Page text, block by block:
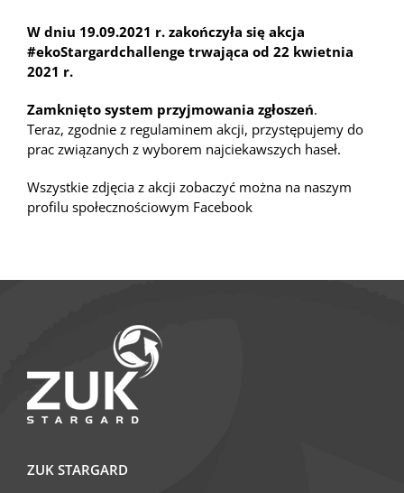
W dniu 19.09.2021 r. zakończyła się akcja
#ekoStargardchallenge trwająca od 22 kwietnia
2021 r.
Zamknięto system przyjmowania zgłoszeń.
Teraz, zgodnie z regulaminem akcji, przystępujemy do
prac związanych z wyborem najciekawszych haseł.
Wszystkie zdjęcia z akcji zobaczyć można na naszym
profilu społecznościowym Facebook
ZUK STARGARD